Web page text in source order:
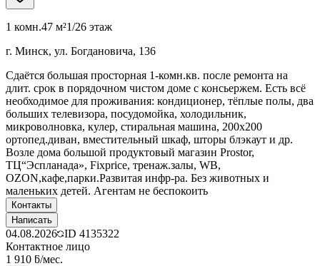
1 комн.47 м²1/26 этаж
г. Минск, ул. Богдановича, 136
Сдаётся большая просторная 1-комн.кв. после ремонта на
длит. срок в порядочном чистом доме с консьержем. Есть всё
необходимое для проживания: кондиционер, тёплые полы, два
больших телевизора, посудомойка, холодильник,
микроволновка, кулер, стиральная машина, 200х200
ортопед.диван, вместительный шкаф, шторы блэкаут и др.
Возле дома большой продуктовый магазин Prostor,
ТЦ“Эспланада», Fixprice, тренаж.залы, WB,
OZON,кафе,парки.Развитая инфр-ра. Без животных и
маленьких детей. Агентам не беспокоить
Контакты
Написать
04.08.2026 ID 4135322
Контактное лицо
1 910 ƃ/мес.